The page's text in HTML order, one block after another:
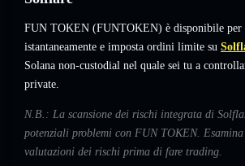
FUN TOKEN (FUNTOKEN) è disponibile per
istantaneamente e imposta ordini limite su
Solana non-custodial nel quale sei tu a
private.
N.B.: La scansione dei rischi integrata di
potenziali problemi con FUN TOKEN. Esamina
valutazioni dei rischi prima di fare trading.